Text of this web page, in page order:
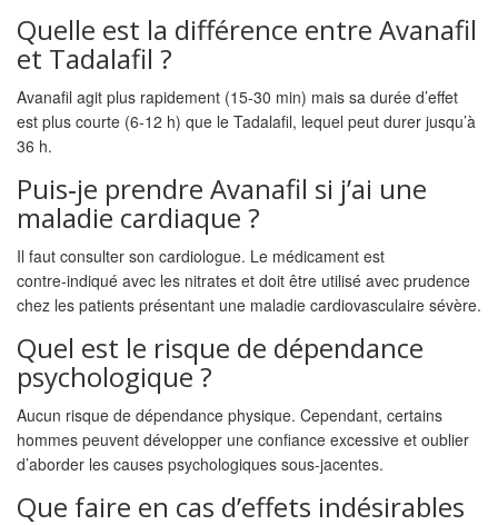
Quelle est la différence entre Avanafil
et Tadalafil ?
Avanafil agit plus rapidement (15‑30 min) mais sa durée d’effet
est plus courte (6‑12 h) que le Tadalafil, lequel peut durer jusqu’à
36 h.
Puis‑je prendre Avanafil si j’ai une
maladie cardiaque ?
Il faut consulter son cardiologue. Le médicament est
contre‑indiqué avec les nitrates et doit être utilisé avec prudence
chez les patients présentant une maladie cardiovasculaire sévère.
Quel est le risque de dépendance
psychologique ?
Aucun risque de dépendance physique. Cependant, certains
hommes peuvent développer une confiance excessive et oublier
d’aborder les causes psychologiques sous‑jacentes.
Que faire en cas d’effets indésirables